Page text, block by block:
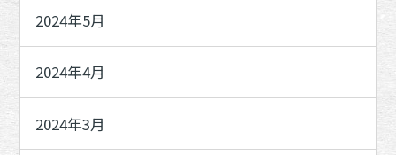
2024年5月
2024年4月
2024年3月